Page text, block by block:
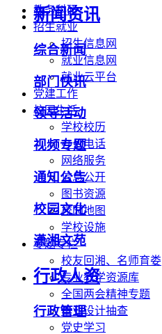
教务科研
招生就业
招生信息网
就业信息网
就业云平台
党建工作
校园生活
学校校历
办公电话
网络服务
信息公开
图书资源
校园地图
学校设施
专题专栏
校友回湘、名师育娄
专业教学资源库
全国两会精神专题
毕业设计抽查
党史学习
新闻资讯
综合新闻
部门快讯
领导活动
视频专题
通知公告
校园文化
潇湘文苑
行政人资
行政管理